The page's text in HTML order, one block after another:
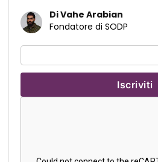
Di Vahe Arabian
Fondatore di SODP